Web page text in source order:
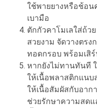
ใช้พายยางหรือช้อน
เบามือ
ตักกัวคาโมเลใส่ถ้ว
สวยงาม จัดวางตร
ทอดกรอบ พร้อมเสิ
หากยังไม่ทานทันที
ให้เนื้อพลาสติกแนบ
ให้เนื้อสัมผัสกับอาก
ช่วยรักษาความสดแ